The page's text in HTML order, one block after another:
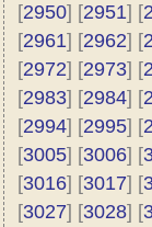
[2950] [2951] [
[2961] [2962] [
[2972] [2973] [
[2983] [2984] [
[2994] [2995] [
[3005] [3006] [
[3016] [3017] [
[3027] [3028] [